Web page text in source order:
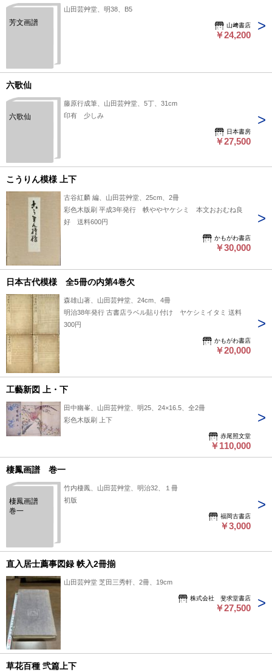
芳文画譜
山田芸艸堂、明38、B5
山﨑書店
￥24,200
六歌仙
六歌仙
藤原行成筆、山田芸艸堂、5丁、31cm
印有 少しみ
日本書房
￥27,500
こうりん模様 上下
古谷紅麟 編、山田芸艸堂、25cm、2冊
彩色木版刷 平成3年発行 帙ややヤケシミ 本文おおむね良
好 送料600円
かもがわ書店
￥30,000
日本古代模様 全5冊の内第4巻欠
森雄山著、山田芸艸堂、24cm、4冊
明治38年発行 古書店ラベル貼り付け ヤケシミイタミ 送料
300円
かもがわ書店
￥20,000
工藝新図 上・下
田中幽峯、山田芸艸堂、明25、24×16.5、全2冊
彩色木版刷 上下
赤尾照文堂
￥110,000
棲鳳画譜 巻一
棲鳳画譜
巻一
竹内棲鳳、山田芸艸堂、明治32、１冊
初版
福岡古書店
￥3,000
直入居士薦事図録 帙入2冊揃
山田芸艸堂 芝田三秀軒、2冊、19cm
株式会社 斐求堂書店
￥27,500
草花百種 弐篇上下